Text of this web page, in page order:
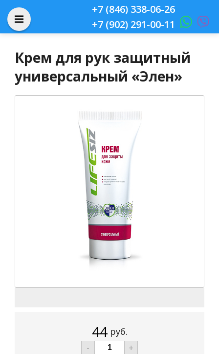
+7 (846) 338-06-26
+7 (902) 291-00-11
Крем для рук защитный
универсальный «Элен»
44 руб.
-
+